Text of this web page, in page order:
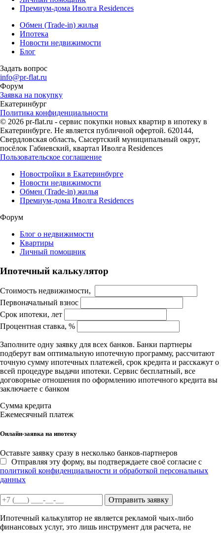
Премиум-дома Иволга Residences
Обмен (Trade-in) жилья
Ипотека
Новости недвижимости
Блог
Задать вопрос
info@pr-flat.ru
Форум
Заявка на покупку
Екатеринбург
Политика конфиденциальности
© 2026 pr-flat.ru - сервис покупки новых квартир в ипотеку в
Екатеринбурге. Не является публичной офертой. 620144,
Свердловская область, Сысертский муниципальный округ,
посёлок Габиевский, квартал Иволга Residences
Пользовательское соглашение
Новостройки в Екатеринбурге
Новости недвижимости
Обмен (Trade-in) жилья
Премиум-дома Иволга Residences
Форум
Блог о недвижимости
Квартиры
Личный помощник
Ипотечный калькулятор
Стоимость недвижимости,
Первоначальный взнос
Срок ипотеки, лет
Процентная ставка, %
Заполните одну заявку для всех банков. Банки партнеры
подберут вам оптимальную ипотечную программу, рассчитают
точную сумму ипотечных платежей, срок кредита и расскажут о
всей процедуре выдачи ипотеки. Сервис бесплатный, все
договорные отношения по оформлению ипотечного кредита вы
заключаете с банком
Сумма кредита
Ежемесячный платеж
Онлайн-заявка на ипотеку
Оставьте заявку сразу в несколько банков-партнеров
Отправляя эту форму, вы подтверждаете своё согласие с
политикой конфиденциальности и обработкой персональных
данных
Отправить заявку
Ипотечный калькулятор не является рекламой чьих-либо
финансовых услуг, это лишь инструмент для расчета, не